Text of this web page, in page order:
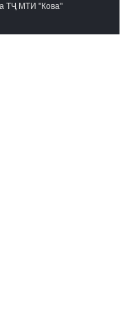
ТҶ МТИ "Кова"